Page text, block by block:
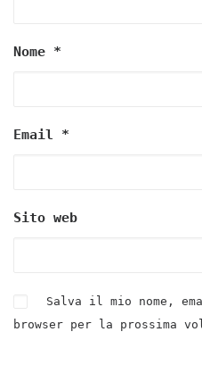
Nome *
Email *
Sito web
Salva il mio nome,
browser per la prossima